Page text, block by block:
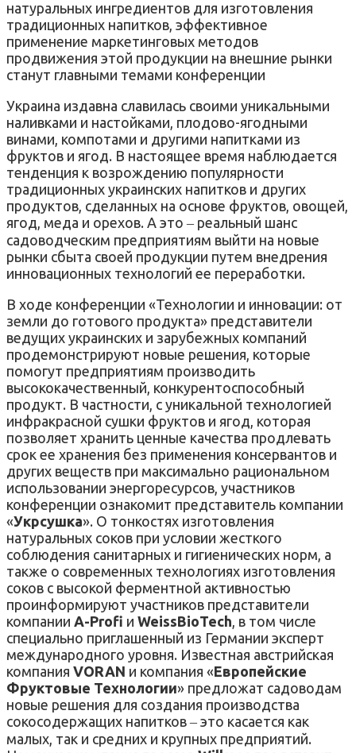
натуральных ингредиентов для изготовления
традиционных напитков, эффективное
применение маркетинговых методов
продвижения этой продукции на внешние рынки
станут главными темами конференции
Украина издавна славилась своими уникальными
наливками и настойками, плодово-ягодными
винами, компотами и другими напитками из
фруктов и ягод. В настоящее время наблюдается
тенденция к возрождению популярности
традиционных украинских напитков и других
продуктов, сделанных на основе фруктов, овощей,
ягод, меда и орехов. А это ‒ реальный шанс
садоводческим предприятиям выйти на новые
рынки сбыта своей продукции путем внедрения
инновационных технологий ее переработки.
В ходе конференции «Технологии и инновации: от
земли до готового продукта» представители
ведущих украинских и зарубежных компаний
продемонстрируют новые решения, которые
помогут предприятиям производить
высококачественный, конкурентоспособный
продукт. В частности, с уникальной технологией
инфракрасной сушки фруктов и ягод, которая
позволяет хранить ценные качества продлевать
срок ее хранения без применения консервантов и
других веществ при максимально рациональном
использовании энергоресурсов, участников
конференции ознакомит представитель компании
«Укрсушка». О тонкостях изготовления
натуральных соков при условии жесткого
соблюдения санитарных и гигиенических норм, а
также о современных технологиях изготовления
соков с высокой ферментной активностью
проинформируют участников представители
компании A-Profi и WeissBioTech , в том числе
специально приглашенный из Германии эксперт
международного уровня. Известная австрийская
компания VORAN и компания «Европейские
Фруктовые Технологии» предложат садоводам
новые решения для создания производства
сокосодержащих напитков ‒ это касается как
малых, так и средних и крупных предприятий.